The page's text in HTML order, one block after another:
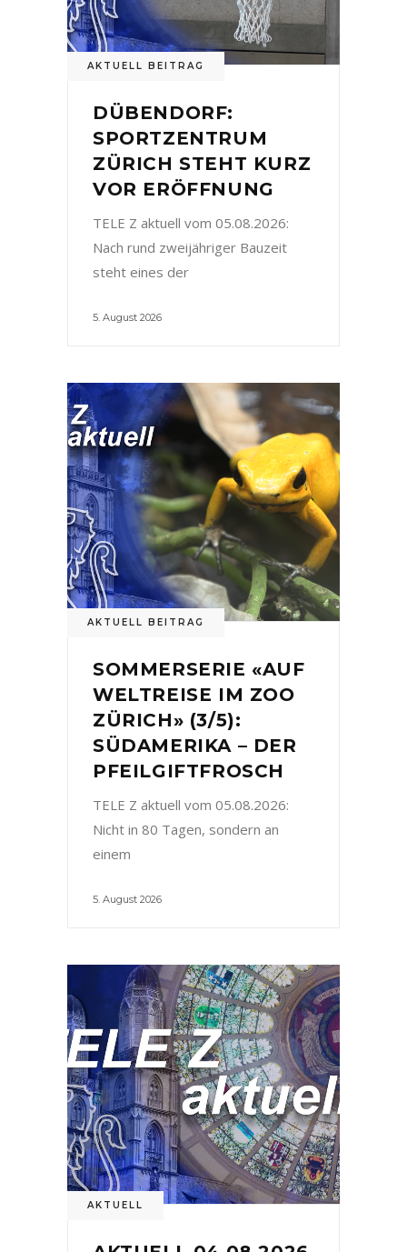
AKTUELL BEITRAG
DÜBENDORF:
SPORTZENTRUM
ZÜRICH STEHT KURZ
VOR ERÖFFNUNG
TELE Z aktuell vom 05.08.2026:
Nach rund zweijähriger Bauzeit
steht eines der
5. August 2026
AKTUELL BEITRAG
SOMMERSERIE «AUF
WELTREISE IM ZOO
ZÜRICH» (3/5):
SÜDAMERIKA – DER
PFEILGIFTFROSCH
TELE Z aktuell vom 05.08.2026:
Nicht in 80 Tagen, sondern an
einem
5. August 2026
AKTUELL